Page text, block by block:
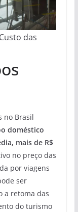
das
no Brasil
doméstico
mais de R$
no preço das
por viagens
ser
a retoma das
do turismo